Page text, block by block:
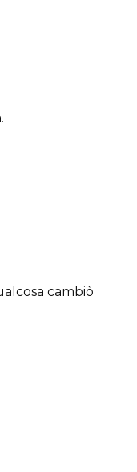
cambiò